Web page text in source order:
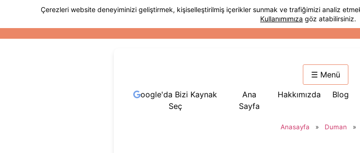
☰ Menü
oogle'da Bizi Kaynak
Seç
Ana
Sayfa
Hakkımızda Blog
Anasayfa » Duman »